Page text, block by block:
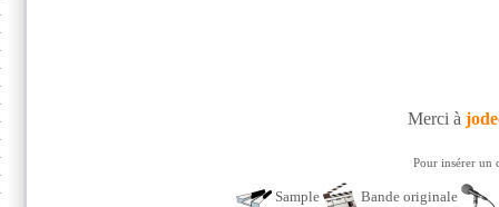
Merci à
Pour insérer un
Sample Bande originale